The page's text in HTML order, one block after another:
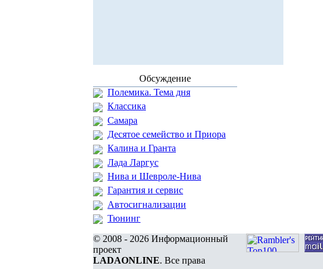
Обсуждение
Полемика. Тема дня
Классика
Самара
Десятое семейство и Приора
Калина и Гранта
Лада Ларгус
Нива и Шевроле-Нива
Гарантия и сервис
Автосигнализации
Тюнинг
© 2008 - 2026 Информационный
проект
LADAONLINE. Все права